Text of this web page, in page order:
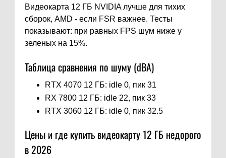
Видеокарта 12 ГБ NVIDIA лучше для тихих
сборок, AMD - если FSR важнее. Тесты
показывают: при равных FPS шум ниже у
зеленых на 15%.
Таблица сравнения по шуму (dBA)
RTX 4070 12 ГБ: idle 0, пик 31
RX 7800 12 ГБ: idle 22, пик 33
RTX 3060 12 ГБ: idle 0, пик 32.5
Цены и где купить видеокарту 12 ГБ недорого
в 2026